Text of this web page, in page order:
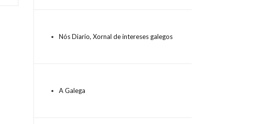
Nós Diario, Xornal de intereses galegos
A Galega